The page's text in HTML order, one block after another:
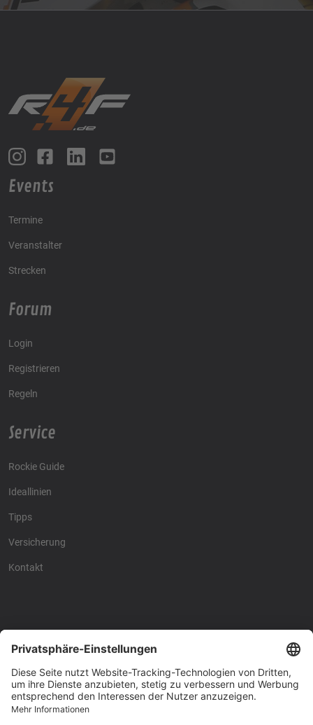
Events
Termine
Veranstalter
Strecken
Forum
Login
Registrieren
Regeln
Service
Rockie Guide
Ideallinien
Tipps
Versicherung
Kontakt
Racing4fun - Alles über
Racing4fun - Alles über